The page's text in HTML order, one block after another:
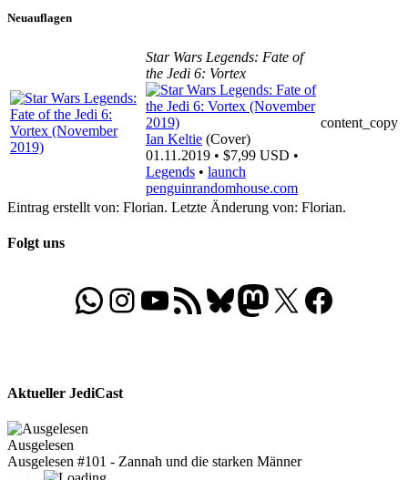
Neuauflagen
Star Wars Legends: Fate of
the Jedi 6: Vortex
Ian Keltie (Cover)
01.11.2019 • $7,99 USD •
Legends • launch
penguinrandomhouse.com
content_copy
Eintrag erstellt von: Florian. Letzte Änderung von: Florian.
Folgt uns
WhatsApp
Folgt uns auf Instagram
Besucht unseren YouTube-Kanal
RSS-FeedBluesky
Folgt uns auf Mastodon
X Folgt uns auf
Aktueller JediCast
Ausgelesen
Ausgelesen #101 - Zannah und die starken Männer